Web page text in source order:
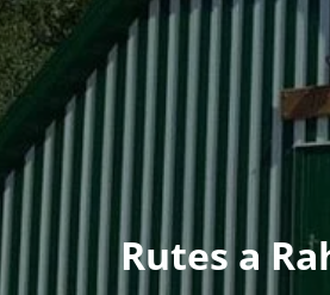
Rutes a